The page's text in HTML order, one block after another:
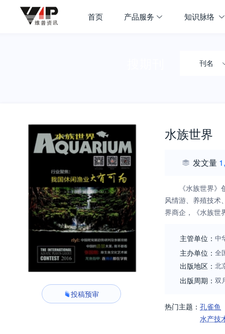
首页 产品服务 知识脉络
刊名
投稿预审
水族世界
发文量
《水族世界
风情游、养殖技术、
界商企，《水族世
主管单位： 中
主办单位： 全
出版地区： 北
出版周期： 双
热门主题： 孔雀鱼
水产技